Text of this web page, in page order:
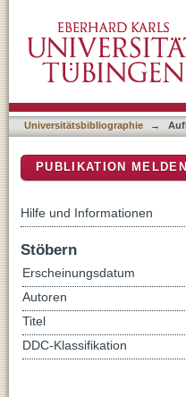
Universitätsbibliographie →
PUBLIKATION MELDEN
Hilfe und Informationen
Stöbern
Erscheinungsdatum
Autoren
Titel
DDC-Klassifikation